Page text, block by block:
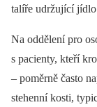
talíře udržující jídlo
Na oddělení pro
s pacienty, kteří
–⁠ poměrně často
stehenní kosti,